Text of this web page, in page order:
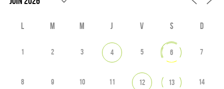
L M M J V S D
1 2 3 4 5 6 7
8 9 10 11 12 13 14